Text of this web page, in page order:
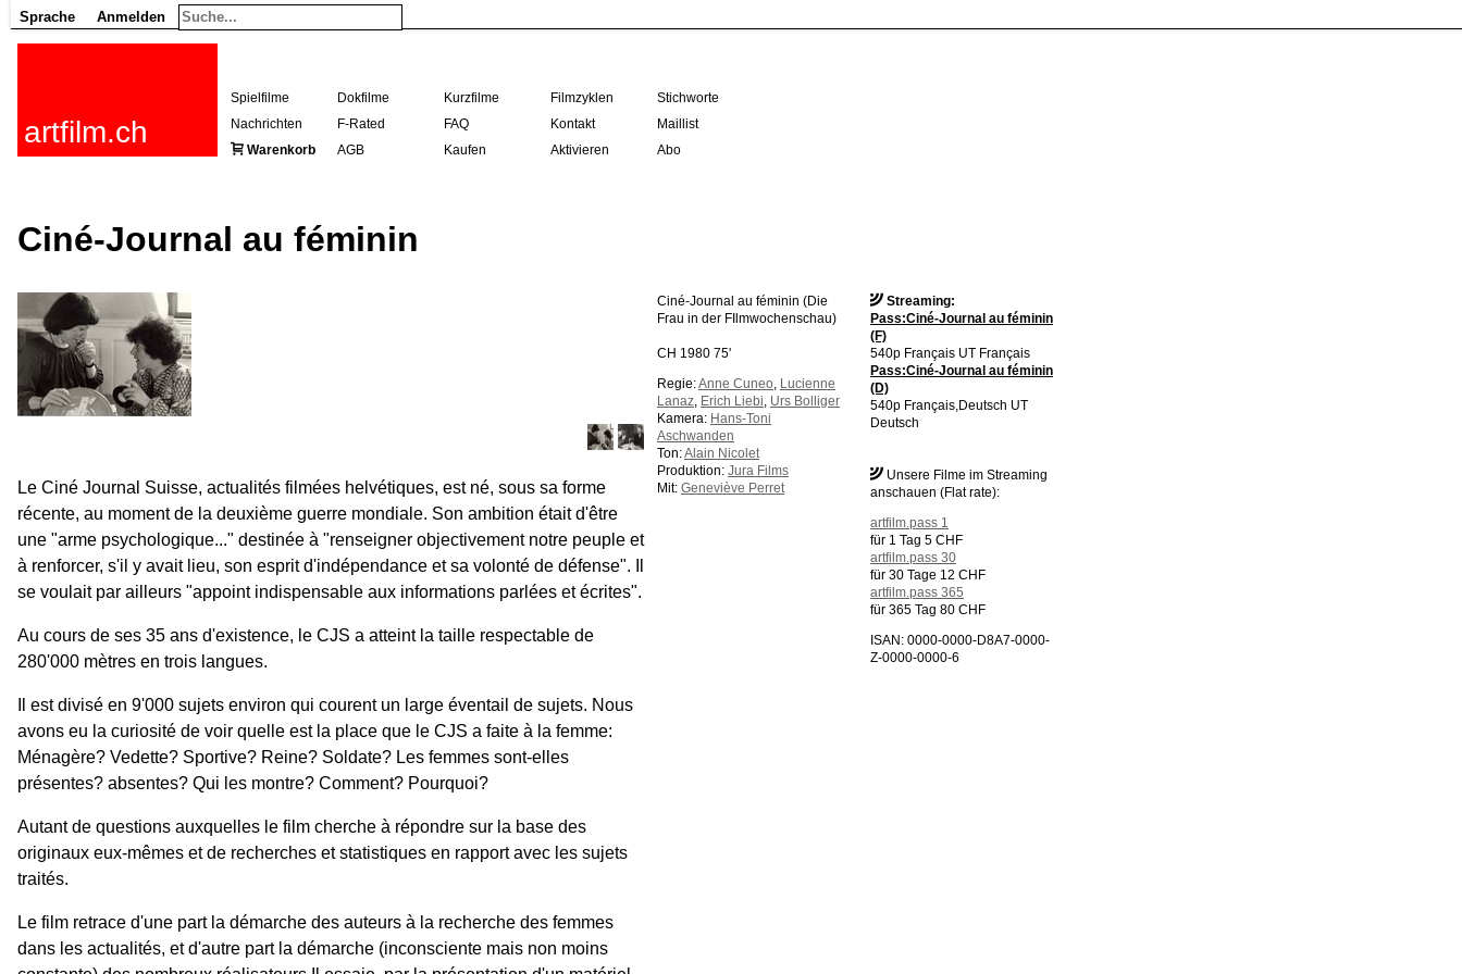
Sprache Anmelden
artfilm.ch
Spielfilme Dokfilme Kurzfilme Filmzyklen
Stichworte
Nachrichten
F-Rated FAQ Kontakt
Maillist
Warenkorb
AGB Kaufen Aktivieren Abo
Ciné-Journal au féminin
Streaming:
Pass:Ciné-Journal au féminin
(F)
540p Français UT Français
Pass:Ciné-Journal au féminin
(D)
540p Français,Deutsch UT
Deutsch
Unsere Filme im Streaming
anschauen (Flat rate):
artfilm.pass 1
für 1 Tag 5 CHF
artfilm.pass 30
für 30 Tage 12 CHF
artfilm.pass 365
für 365 Tag 80 CHF
ISAN: 0000-0000-D8A7-0000-
Z-0000-0000-6
Ciné-Journal au féminin (Die
Frau in der FIlmwochenschau)
CH 1980 75'
Regie:Anne Cuneo Lucienne
Lanaz Erich Liebi Urs Bolliger
Kamera: Hans-Toni
Aschwanden
Ton:Alain Nicolet
Produktion: Jura Films
Mit: Geneviève Perret
Le Ciné Journal Suisse, actualités filmées helvétiques, est né, sous sa forme
récente, au moment de la deuxième guerre mondiale. Son ambition était d'être
une "arme psychologique..." destinée à "renseigner objectivement notre peuple et
à renforcer, s'il y avait lieu, son esprit d'indépendance et sa volonté de défense". Il
se voulait par ailleurs "appoint indispensable aux informations parlées et écrites".
Au cours de ses 35 ans d'existence, le CJS a atteint la taille respectable de
280'000 mètres en trois langues.
Il est divisé en 9'000 sujets environ qui courent un large éventail de sujets. Nous
avons eu la curiosité de voir quelle est la place que le CJS a faite à la femme:
Ménagère? Vedette? Sportive? Reine? Soldate? Les femmes sont-elles
présentes? absentes? Qui les montre? Comment? Pourquoi?
Autant de questions auxquelles le film cherche à répondre sur la base des
originaux eux-mêmes et de recherches et statistiques en rapport avec les sujets
traités.
Le film retrace d'une part la démarche des auteurs à la recherche des femmes
dans les actualités, et d'autre part la démarche (inconsciente mais non moins
216.73.216.20